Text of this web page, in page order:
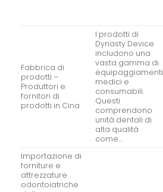
Fabbrica di
prodotti –
Produttori e
fornitori di
prodotti in Cina
I prodotti di
Dynasty Device
includono una
vasta gamma di
equipaggiamenti
medici e
consumabili.
Questi
comprendono
unità dentali di
alta qualità
come…
Importazione di
forniture e
attrezzature
odontoiatriche